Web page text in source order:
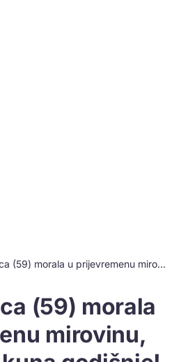
Umirovljenica (59) morala u prijevremenu mirovinu, gubi 5.000 kuna godišnje!
(59) morala
mirovinu,